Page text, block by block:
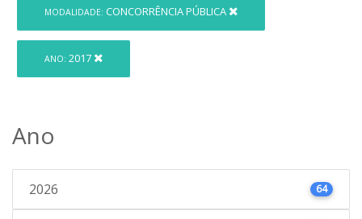
MODALIDADE: CONCORRÊNCIA PÚBLICA
ANO: 2017
Ano
2026 64